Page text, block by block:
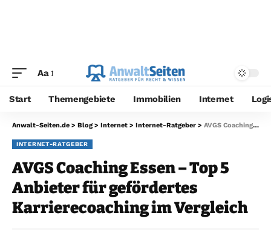
Aa
Start Themengebiete Immobilien Internet
Anwalt-Seiten.de > Blog > Internet > Internet-Ratgeber > AVGS Coaching Essen – Top 5 Anbieter für gefördertes Karrierecoaching im Vergleich
INTERNET-RATGEBER
AVGS Coaching Essen – Top 5
Anbieter für gefördertes
Karrierecoaching im Vergleich